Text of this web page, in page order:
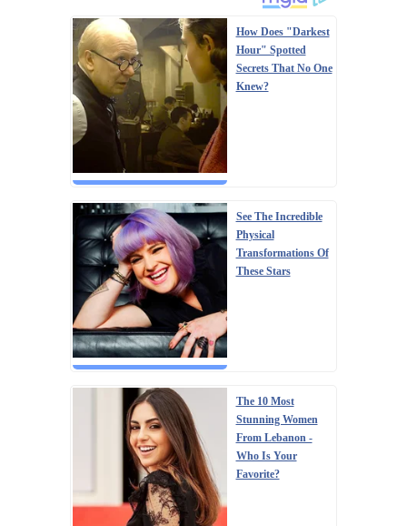
How Does "Darkest
Hour" Spotted
Secrets That No One
Knew?
See The Incredible
Physical
Transformations Of
These Stars
The 10 Most
Stunning Women
From Lebanon -
Who Is Your
Favorite?